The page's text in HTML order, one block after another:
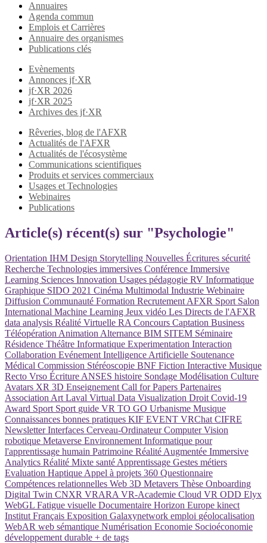
Annuaires
Agenda commun
Emplois et Carrières
Annuaire des organismes
Publications clés
Evènements
Annonces jf·XR
jf·XR 2026
jf·XR 2025
Archives des jf·XR
Rêveries, blog de l'AFXR
Actualités de l'AFXR
Actualités de l'écosystème
Communications scientifiques
Produits et services commerciaux
Usages et Technologies
Webinaires
Publications
Article(s) récent(s) sur "Psychologie"
Orientation IHM Design Storytelling Nouvelles Écritures sécurité
Recherche Technologies immersives Conférence Immersive
Learning Sciences Innovation Usages pédagogie RV Informatique
Graphique SIDO 2021 Cinéma Multimodal Industrie Webinaire
Diffusion Communauté Formation Recrutement AFXR Sport Salon
International Machine Learning Jeux vidéo Les Directs de l'AFXR
data analysis Réalité Virtuelle RA Concours Captation Business
Téléopération Animation Alternance BIM SITEM Séminaire
Résidence Théâtre Informatique Experimentation Interaction
Collaboration Evénement Intelligence Artificielle Soutenance
Médical Commission Stéréoscopie BNF Fiction Interactive Musique
Recto Vrso Écriture ANSES histoire Sondage Modélisation Culture
Avatars XR 3D Enseignement Call for Papers Partenaires
Association Art Laval Virtual Data Visualization Droit Covid-19
Award Sport Sport guide VR TO GO Urbanisme Musique
Connaissances bonnes pratiques KIF EVENT VRChat CIFRE
NewsletterInterfaces Cerveau-OrdinateurComputer Vision
robotique Metaverse Environnement Informatique pour
l'apprentissage humain Patrimoine Réalité Augmentée Immersive
Analytics Réalité Mixte santé Apprentissage Gestes métiers
Evaluation Haptique Appel à projets 360 Questionnaire
Compétences relationnelles Web 3D Metavers Thèse Onboarding
Digital Twin CNXR VRARA VR-Academie Cloud VR ODD Elyx
WebGL Fatigue visuelle Documentaire Horizon Europe kinect
Institut Français Exposition Galaxynetwork emploi géolocalisation
WebAR web sémantique Numérisation Economie Socioéconomie
développement durable + de tags